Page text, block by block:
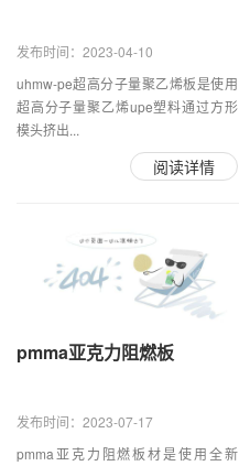
发布时间：2023-04-10
uhmw-pe超高分子量聚乙烯板是使用
超高分子量聚乙烯upe塑料通过方形
模头挤出...
阅读详情
pmma亚克力阻燃板
发布时间：2023-07-17
pmma亚克力阻燃板材是使用全新